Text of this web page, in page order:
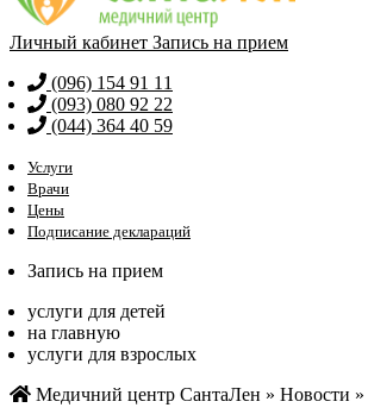
Личный кабинет Запись на прием
(096) 154 91 11
(093) 080 92 22
(044) 364 40 59
Услуги
Врачи
Цены
Подписание деклараций
Запись на прием
услуги для детей
на главную
услуги для взрослых
Медичний центр СантаЛен » Новости »